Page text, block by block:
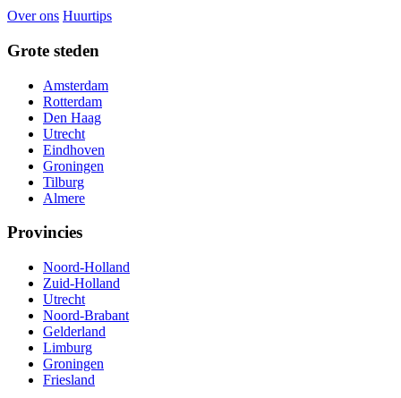
Over ons Huurtips
Grote steden
Amsterdam
Rotterdam
Den Haag
Utrecht
Eindhoven
Groningen
Tilburg
Almere
Provincies
Noord-Holland
Zuid-Holland
Utrecht
Noord-Brabant
Gelderland
Limburg
Groningen
Friesland